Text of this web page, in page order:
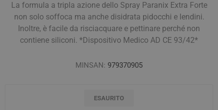
La formula a tripla azione dello Spray Paranix Extra Forte
non solo soffoca ma anche disidrata pidocchi e lendini.
Inoltre, è facile da risciacquare e pettinare perché non
contiene siliconi. *Dispositivo Medico AD CE 93/42*
MINSAN: 979370905
ESAURITO